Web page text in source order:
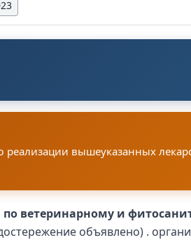
вышеуказанных
ветеринарному и
объявлено) .